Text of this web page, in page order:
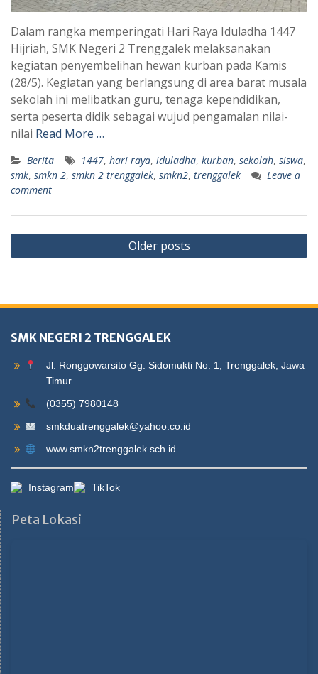
Dalam rangka memperingati Hari Raya Iduladha 1447
Hijriah, SMK Negeri 2 Trenggalek melaksanakan
kegiatan penyembelihan hewan kurban pada Kamis
(28/5). Kegiatan yang berlangsung di area barat musala
sekolah ini melibatkan guru, tenaga kependidikan,
serta peserta didik sebagai wujud pengamalan nilai-
nilai Read More …
Berita 1447, hari raya, iduladha, kurban, sekolah, siswa,
smk, smkn 2, smkn 2 trenggalek, smkn2, trenggalek
Leave a
comment
Posts
navigation
Older posts
SMK NEGERI 2 TRENGGALEK
Jl. Ronggowarsito Gg. Sidomukti No. 1, Trenggalek, Jawa
Timur
(0355) 7980148
smkduatrenggalek@yahoo.co.id
www.smkn2trenggalek.sch.id
Instagram TikTok
Peta Lokasi